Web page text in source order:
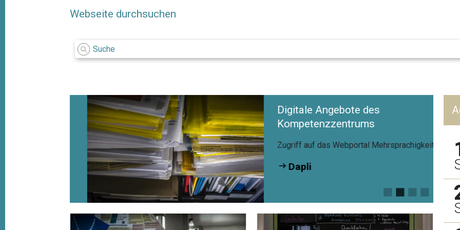
Webseite durchsuchen
Digitale Angebote des
Kompetenzzentrums
Zugriff auf das Webportal Mehrsprachigkeit:
Dapli